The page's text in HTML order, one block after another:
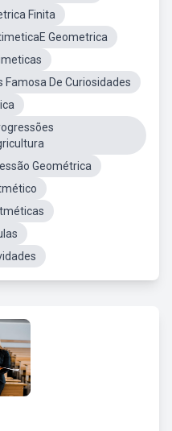
Finita
Geometrica
De Curiosidades
Geométrica